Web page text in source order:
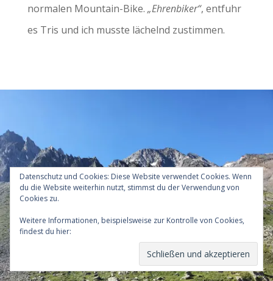
normalen Mountain-Bike. „Ehrenbiker“, entfuhr
es Tris und ich musste lächelnd zustimmen.
Datenschutz und Cookies: Diese Website verwendet Cookies. Wenn
du die Website weiterhin nutzt, stimmst du der Verwendung von
Cookies zu.
Weitere Informationen, beispielsweise zur Kontrolle von Cookies,
findest du hier: